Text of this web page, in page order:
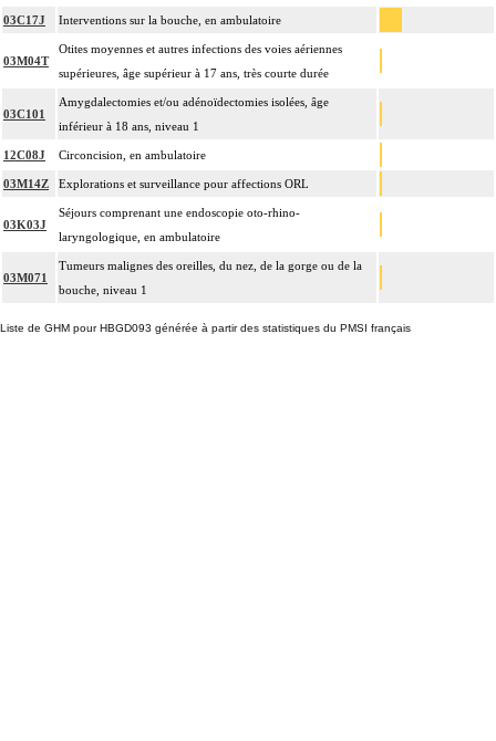
03C17J Interventions sur la bouche, en ambulatoire
03M04T
Otites moyennes et autres infections des voies aériennes
supérieures, âge supérieur à 17 ans, très courte durée
03C101
Amygdalectomies et/ou adénoïdectomies isolées, âge
inférieur à 18 ans, niveau 1
12C08J Circoncision, en ambulatoire
03M14Z Explorations et surveillance pour affections ORL
03K03J
Séjours comprenant une endoscopie oto-rhino-
laryngologique, en ambulatoire
03M071
Tumeurs malignes des oreilles, du nez, de la gorge ou de la
bouche, niveau 1
Liste de GHM pour HBGD093 générée à partir des statistiques du PMSI français